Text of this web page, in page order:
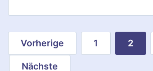
e
Vorherige 1 2
Nächste